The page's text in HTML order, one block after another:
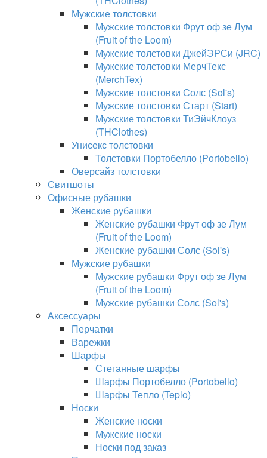
Мужские толстовки
Мужские толстовки Фрут оф зе Лум
(Fruit of the Loom)
Мужские толстовки ДжейЭРСи (JRC)
Мужские толстовки МерчТекс
(MerchTex)
Мужские толстовки Солс (Sol's)
Мужские толстовки Старт (Start)
Мужские толстовки ТиЭйчКлоуз
(THClothes)
Унисекс толстовки
Толстовки Портобелло (Portobello)
Оверсайз толстовки
Свитшоты
Офисные рубашки
Женские рубашки
Женские рубашки Фрут оф зе Лум
(Fruit of the Loom)
Женские рубашки Солс (Sol's)
Мужские рубашки
Мужские рубашки Фрут оф зе Лум
(Fruit of the Loom)
Мужские рубашки Солс (Sol's)
Аксессуары
Перчатки
Варежки
Шарфы
Стеганные шарфы
Шарфы Портобелло (Portobello)
Шарфы Тепло (Teplo)
Носки
Женские носки
Мужские носки
Носки под заказ